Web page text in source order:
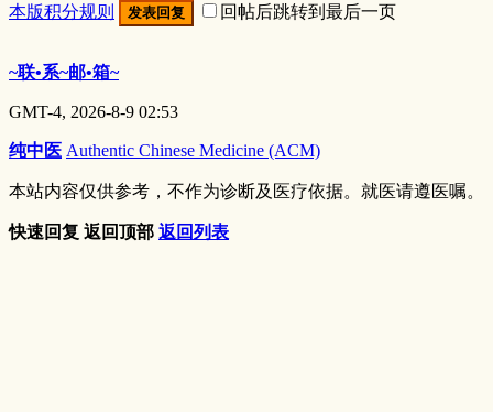
本版积分规则 发表回复 回帖后跳转到最后一页
~联•系~邮•箱~
GMT-4, 2026-8-9 02:53
纯中医 Authentic Chinese Medicine (ACM)
本站内容仅供参考，不作为诊断及医疗依据。就医请遵医嘱。
快速回复 返回顶部 返回列表